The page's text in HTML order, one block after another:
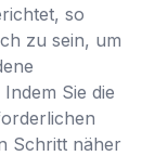
so
zu sein, um
Sie die
Schritt näher